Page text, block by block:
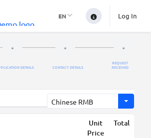
EN Log In
DETAILS CONTACT DETAILS
REQUEST
RECEIVED
Unit
Price
Total